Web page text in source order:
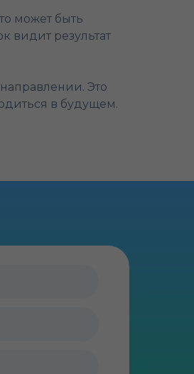
может быть
видит результат
Это
в будущем.